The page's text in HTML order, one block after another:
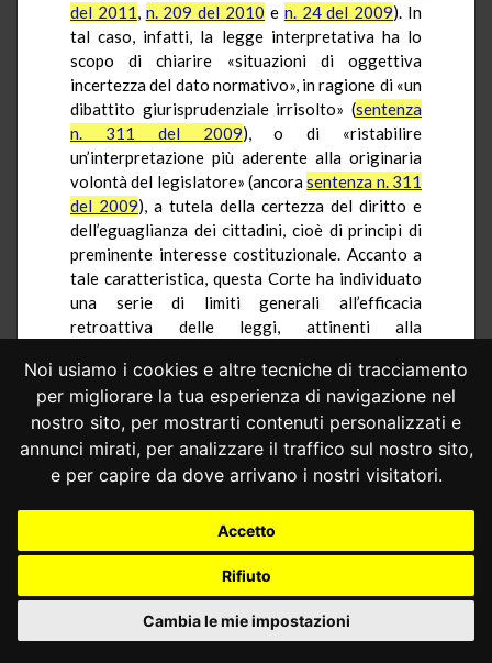
Noi usiamo i cookies e altre tecniche di tracciamento
per migliorare la tua esperienza di navigazione nel
nostro sito, per mostrarti contenuti personalizzati e
annunci mirati, per analizzare il traffico sul nostro sito,
e per capire da dove arrivano i nostri visitatori.
Accetto
Rifiuto
Cambia le mie impostazioni
del 2011, n. 209 del 2010 e n. 24 del 2009). In
tal caso, infatti, la legge interpretativa ha lo
scopo di chiarire «situazioni di oggettiva
incertezza del dato normativo», in ragione di «un
dibattito giurisprudenziale irrisolto» (sentenza
n. 311 del 2009), o di «ristabilire
un’interpretazione più aderente alla originaria
volontà del legislatore» (ancorasentenza n. 311
del 2009), a tutela della certezza del diritto e
dell’eguaglianza dei cittadini, cioè di principi di
preminente interesse costituzionale. Accanto a
tale caratteristica, questa Corte ha individuato
una serie di limiti generali all’efficacia
retroattiva delle leggi, attinenti alla
costituzionali, di altri fondamentali valori di
civiltà giuridica, posti a tutela dei destinatari
della norma e dello stesso ordinamento, tra i
quali vanno ricompresi il rispetto del principio
generale di ragionevolezza, che si riflette nel
trattamento; la tutela dell’affidamento
legittimamente sorto nei soggetti quale
principio connaturato allo Stato di diritto; la
coerenza e la certezza dell’ordinamento
giuridico; il rispetto delle funzioni
costituzionalmente riservate al potere